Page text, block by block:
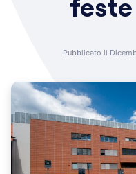
Pubblicato il